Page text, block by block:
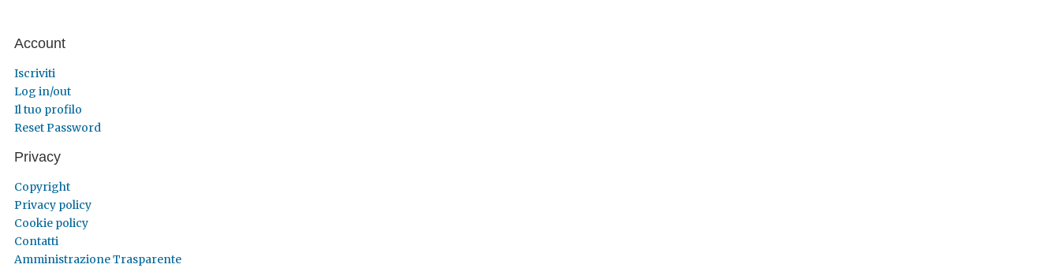
Account
Iscriviti
Log in/out
Il tuo profilo
Reset Password
Privacy
Copyright
Privacy policy
Cookie policy
Contatti
Amministrazione Trasparente